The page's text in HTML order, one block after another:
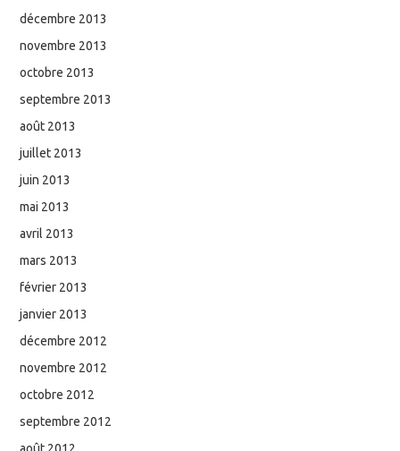
décembre 2013
novembre 2013
octobre 2013
septembre 2013
août 2013
juillet 2013
juin 2013
mai 2013
avril 2013
mars 2013
février 2013
janvier 2013
décembre 2012
novembre 2012
octobre 2012
septembre 2012